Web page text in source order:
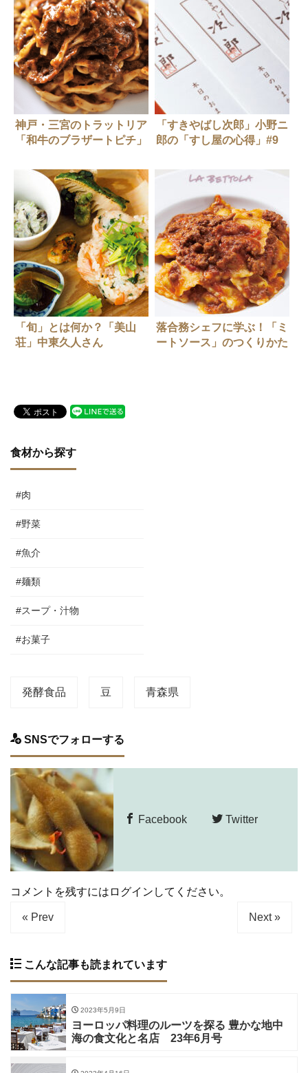
神戸・三宮のトラットリア
「和牛のブラザートピチ」
「すきやばし次郎」小野ニ
郎の「すし屋の心得」#9
「旬」とは何か？「美山
荘」中東久人さん
落合務シェフに学ぶ！「ミ
ートソース」のつくりかた
食材から探す
#肉
#野菜
#魚介
#麺類
#スープ・汁物
#お菓子
発酵食品 豆 青森県
SNSでフォローする
Facebook Twitter
コメントを残すにはログインしてください。
« Prev Next »
こんな記事も読まれています
2023年5月9日
ヨーロッパ料理のルーツを探る 豊かな地中
海の食文化と名店 23年6月号